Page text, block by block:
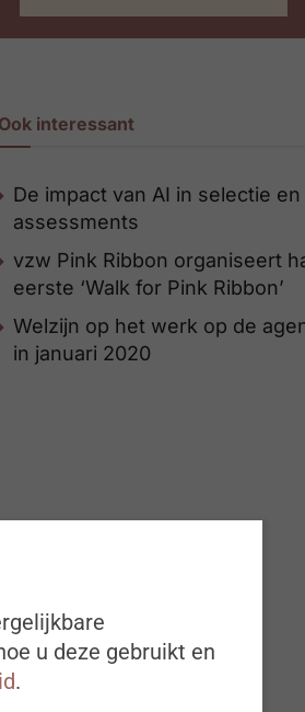
Ook interessant
De impact van AI in selectie en
assessments
vzw Pink Ribbon organiseert
eerste ‘Walk for Pink Ribbon’
Welzijn op het werk op de
in januari 2020
u deze gebruikt en
.